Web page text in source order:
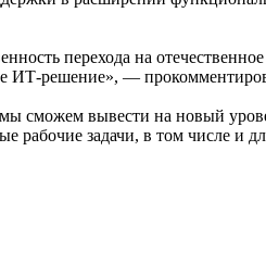
перехода на
ИТ-решение», —
сможем вывести на новый
задачи, в том числе и